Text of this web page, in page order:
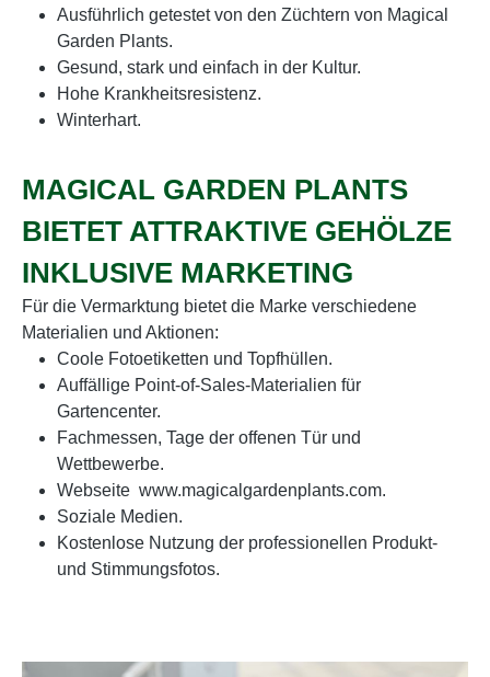
Ausführlich getestet von den Züchtern von Magical
Garden Plants.
Gesund, stark und einfach in der Kultur.
Hohe Krankheitsresistenz.
Winterhart.
MAGICAL GARDEN PLANTS
BIETET ATTRAKTIVE GEHÖLZE
INKLUSIVE MARKETING
Für die Vermarktung bietet die Marke verschiedene
Materialien und Aktionen:
Coole Fotoetiketten und Topfhüllen.
Auffällige Point-of-Sales-Materialien für
Gartencenter.
Fachmessen, Tage der offenen Tür und
Wettbewerbe.
Webseite www.magicalgardenplants.com.
Soziale Medien.
Kostenlose Nutzung der professionellen Produkt-
und Stimmungsfotos.